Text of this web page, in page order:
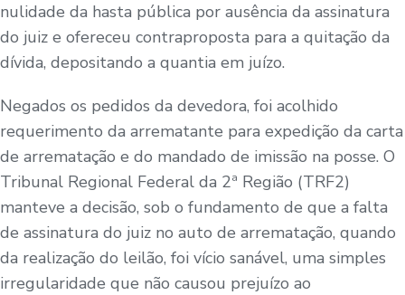
nulidade da hasta pública por ausência da assinatura
do juiz e ofereceu contraproposta para a quitação da
dívida, depositando a quantia em juízo.
Negados os pedidos da devedora, foi acolhido
requerimento da arrematante para expedição da carta
de arrematação e do mandado de imissão na posse. O
Tribunal Regional Federal da 2ª Região (TRF2)
manteve a decisão, sob o fundamento de que a falta
de assinatura do juiz no auto de arrematação, quando
da realização do leilão, foi vício sanável, uma simples
irregularidade que não causou prejuízo ao